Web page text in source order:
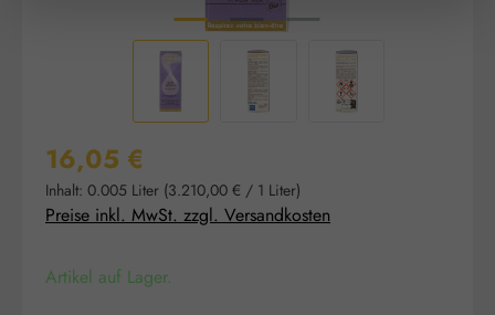
Regulärer Preis:
16,05 €
Inhalt: 0.005 Liter (3.210,00 € / 1 Liter)
Preise inkl. MwSt. zzgl. Versandkosten
Artikel auf Lager.